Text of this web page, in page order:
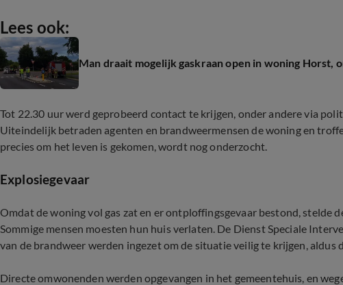
Lees ook:
Man draait mogelijk gaskraan open in woning Horst,
Tot 22.30 uur werd geprobeerd contact te krijgen, onder andere via
Uiteindelijk betraden agenten en brandweermensen de woning en
precies om het leven is gekomen, wordt nog onderzocht.
Explosiegevaar
Omdat de woning vol gas zat en er ontploffingsgevaar bestond, stelde
Sommige mensen moesten hun huis verlaten. De Dienst Speciale
van de brandweer werden ingezet om de situatie veilig te krijgen, aldus
Directe omwonenden werden opgevangen in het gemeentehuis, en